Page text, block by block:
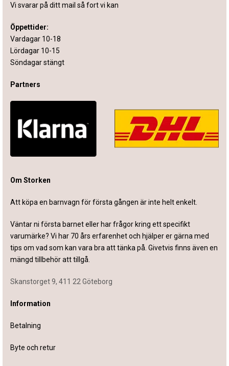
Vi svarar på ditt mail så fort vi kan
Öppettider:
Vardagar 10-18
Lördagar 10-15
Söndagar stängt
Partners
Om Storken
Att köpa en barnvagn för första gången är inte helt enkelt.
Väntar ni första barnet eller har frågor kring ett specifikt
varumärke? Vi har 70 års erfarenhet och hjälper er gärna med
tips om vad som kan vara bra att tänka på. Givetvis finns även en
mängd tillbehör att tillgå.
Skanstorget 9, 411 22 Göteborg
Information
Betalning
Byte och retur